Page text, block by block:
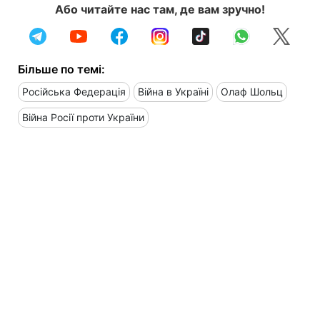
Або читайте нас там, де вам зручно!
Більше по темі:
Російська Федерація Війна в Україні Олаф Шольц
Війна Росії проти України